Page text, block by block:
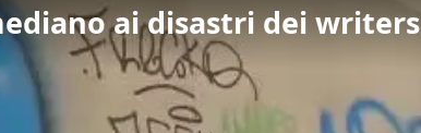
ai disastri dei writers